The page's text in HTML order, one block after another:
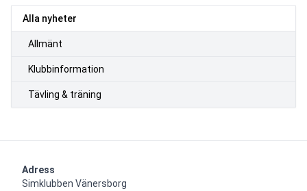
Alla nyheter
Allmänt
Klubbinformation
Tävling & träning
Adress
Simklubben Vänersborg